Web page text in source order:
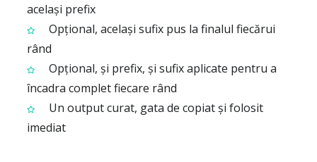
același prefix
Opțional, același sufix pus la finalul fiecărui
rând
Opțional, și prefix, și sufix aplicate pentru a
încadra complet fiecare rând
Un output curat, gata de copiat și folosit
imediat